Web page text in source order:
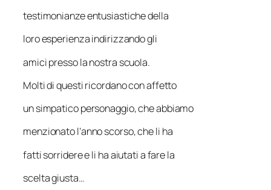
testimonianze entusiastiche della
loro esperienza indirizzando gli
amici presso la nostra scuola.
Molti di questi ricordano con affetto
un simpatico personaggio, che abbiamo
menzionato l’anno scorso, che li ha
fatti sorridere e li ha aiutati a fare la
scelta giusta…